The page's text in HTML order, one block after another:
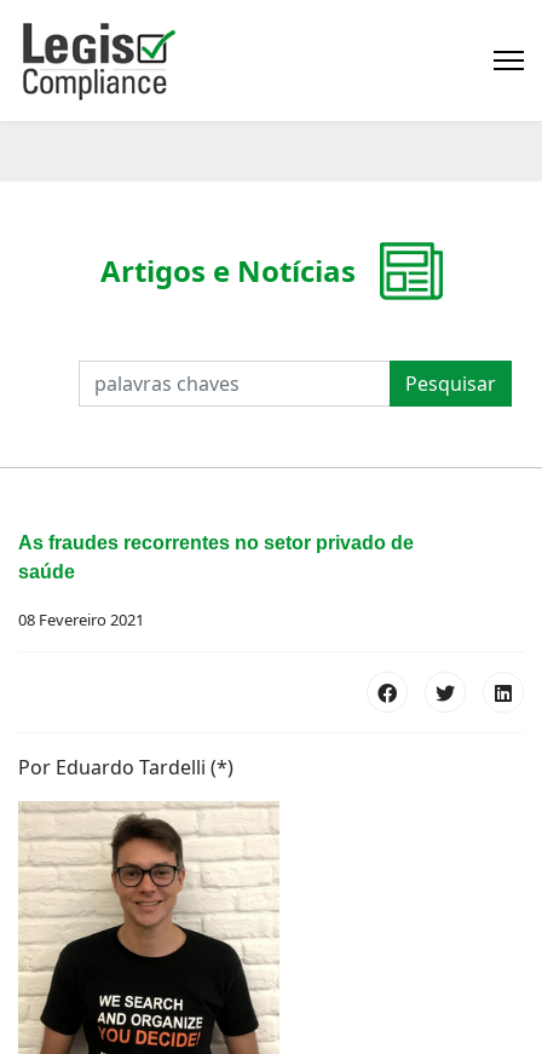
PESQUISAR Pesquisar
Artigos e Notícias
As fraudes recorrentes no setor privado de
saúde
08 Fevereiro 2021
Por Eduardo Tardelli (*)